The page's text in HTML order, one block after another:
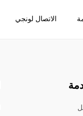
الاتصال لونجي